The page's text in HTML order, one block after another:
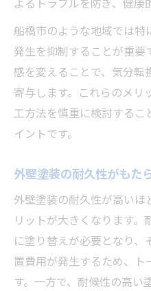
船橋市のような地域では
発生を抑制することが重要
感を変えることで、気分転
寄与します。これらのメリ
工方法を慎重に検討する
イントです。
外壁塗装の耐久性がもた
外壁塗装の耐久性が高いほ
リットが大きくなります
に塗り替えが必要となり
置費用が発生するため、
す。一方で、耐候性の高い